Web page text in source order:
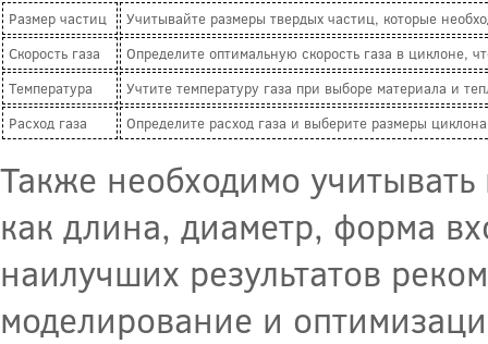
Размер частиц
Учитывайте размеры твердых частиц, которые
Скорость газа
Определите оптимальную скорость газа в циклоне,
Температура
Учтите температуру газа при выборе материала и
Расход газа
Определите расход газа и выберите размеры
Также необходимо
как длина, диаметр, форма
наилучших результатов
моделирование и